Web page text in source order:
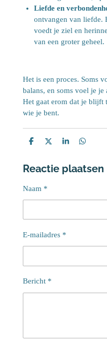
Liefde en
ontvangen van liefde.
voedt je ziel en
van een groter geheel.
Het is een proces. Soms
balans, en soms voel je
Het gaat erom dat je blijft
wie je bent.
D
e
n
D
l
S
r
e
D
e
n
Reactie plaatsen
Naam *
E-mailadres *
Bericht *